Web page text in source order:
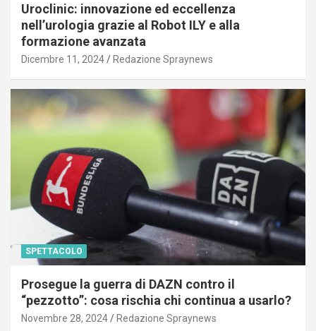
Uroclinic: innovazione ed eccellenza
nell’urologia grazie al Robot ILY e alla
formazione avanzata
Dicembre 11, 2024 Redazione Spraynews
SPETTACOLO
Prosegue la guerra di DAZN contro il
“pezzotto”: cosa rischia chi continua a usarlo?
Novembre 28, 2024 Redazione Spraynews